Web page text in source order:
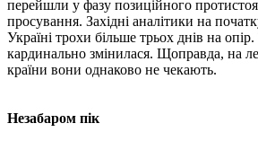
перейшли у фазу позиційного
просування. Західні аналітики на
Україні трохи більше трьох днів на
кардинально змінилася. Щоправда, на
країни вони однаково не чекають.
Незабаром пік